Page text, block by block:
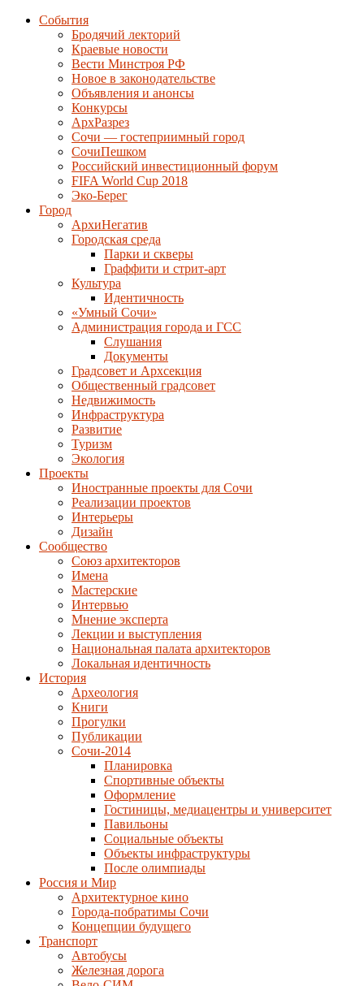
События
Бродячий лекторий
Краевые новости
Вести Минстроя РФ
Новое в законодательстве
Объявления и анонсы
Конкурсы
АрхРазрез
Сочи — гостеприимный город
СочиПешком
Российский инвестиционный форум
FIFA World Cup 2018
Эко-Берег
Город
АрхиНегатив
Городская среда
Парки и скверы
Граффити и стрит-арт
Культура
Идентичность
«Умный Сочи»
Администрация города и ГСС
Слушания
Документы
Градсовет и Архсекция
Общественный градсовет
Недвижимость
Инфраструктура
Развитие
Туризм
Экология
Проекты
Иностранные проекты для Сочи
Реализации проектов
Интерьеры
Дизайн
Сообщество
Союз архитекторов
Имена
Мастерские
Интервью
Мнение эксперта
Лекции и выступления
Национальная палата архитекторов
Локальная идентичность
История
Археология
Книги
Прогулки
Публикации
Сочи-2014
Планировка
Спортивные объекты
Оформление
Гостиницы, медиацентры и университет
Павильоны
Социальные объекты
Объекты инфраструктуры
После олимпиады
Россия и Мир
Архитектурное кино
Города-побратимы Сочи
Концепции будущего
Транспорт
Автобусы
Железная дорога